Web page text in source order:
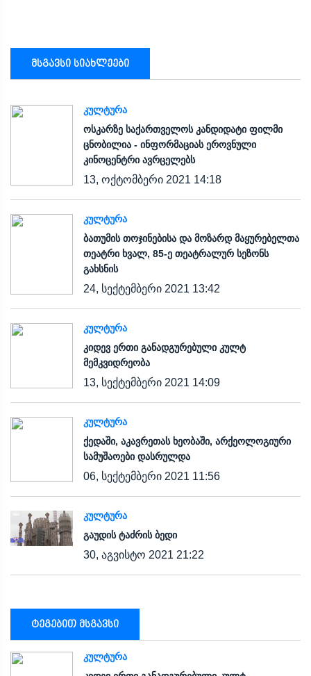
მსგავსი სიახლეები
ᲙᲣᲚᲢᲣᲠᲐ
ოსკარზე საქართველოს კანდიდატი ფილმი
ცნობილია - ინფორმაციას ეროვნული
კინოცენტრი ავრცელებს
13, ოქტომბერი 2021 14:18
ᲙᲣᲚᲢᲣᲠᲐ
ბათუმის თოჯინებისა და მოზარდ მაყურებელთა
თეატრი ხვალ, 85-ე თეატრალურ სეზონს
გახსნის
24, სექტემბერი 2021 13:42
ᲙᲣᲚᲢᲣᲠᲐ
კიდევ ერთი განადგურებული კულტ
მემკვიდრეობა
13, სექტემბერი 2021 14:09
ᲙᲣᲚᲢᲣᲠᲐ
ქედაში, აკავრეთას ხეობაში, არქეოლოგიური
სამუშაოები დასრულდა
06, სექტემბერი 2021 11:56
ᲙᲣᲚᲢᲣᲠᲐ
გაუდის ტაძრის ბედი
30, აგვისტო 2021 21:22
ტეგებით მსგავსი
ᲙᲣᲚᲢᲣᲠᲐ